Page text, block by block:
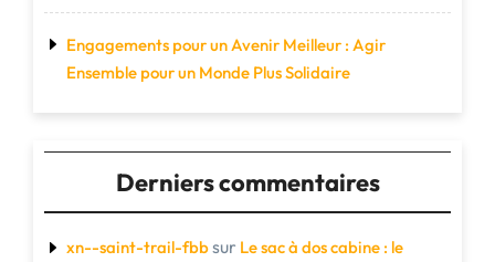
Engagements pour un Avenir Meilleur : Agir
Ensemble pour un Monde Plus Solidaire
Derniers commentaires
xn--saint-trail-fbbsur Le sac à dos cabine : le